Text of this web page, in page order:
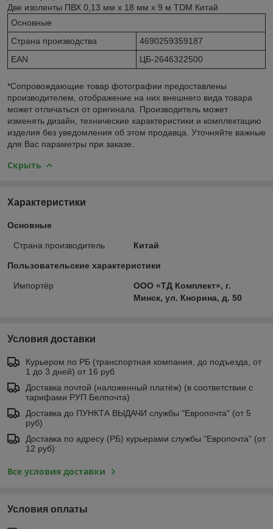
Две изоленты ПВХ 0,13 мм х 18 мм х 9 м TDM Китай
Основные
Страна производства
4690259359187
EAN
ЦБ-2646322500
*Сопровождающие товар фотографии предоставлены
производителем, отображение на них внешнего вида товара
может отличаться от оригинала. Производитель может
изменять дизайн, технические характеристики и комплектацию
изделия без уведомления об этом продавца. Уточняйте важные
для Вас параметры при заказе.
Скрыть
Характеристики
Основные
Страна производитель Китай
Пользовательские характеристики
Импортёр
ООО «ТД Комплект», г.
Минск, ул. Кнорина, д. 50
Условия доставки
Курьером по РБ (транспортная компания, до подъезда, от
1 до 3 дней) от 16 руб
Доставка почтой (наложенный платёж) (в соответствии с
тарифами РУП Белпочта)
Доставка до ПУНКТА ВЫДАЧИ службы "Европочта" (от 5
руб)
Доставка по адресу (РБ) курьерами службы "Европочта" (от
12 руб):
Все условия доставки
Условия оплаты